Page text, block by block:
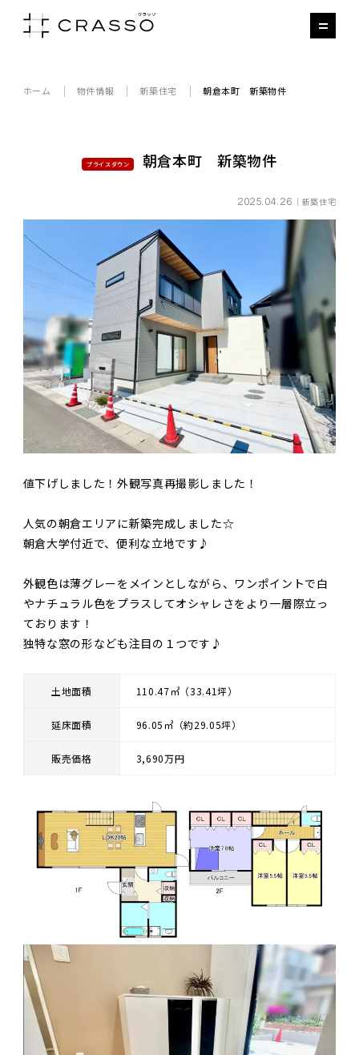
ホーム 物件情報 新築住宅 朝倉本町 新築物件
プライスダウン 朝倉本町 新築物件
2025.04.26 ｜新築住宅
値下げしました！外観写真再撮影しました！
人気の朝倉エリアに新築完成しました☆
朝倉大学付近で、便利な立地です♪
外観色は薄グレーをメインとしながら、ワンポイントで白
やナチュラル色をプラスしてオシャレさをより一層際立っ
ております！
独特な窓の形なども注目の１つです♪
土地面積 110.47㎡（33.41坪）
延床面積 96.05㎡（約29.05坪）
販売価格 3,690万円